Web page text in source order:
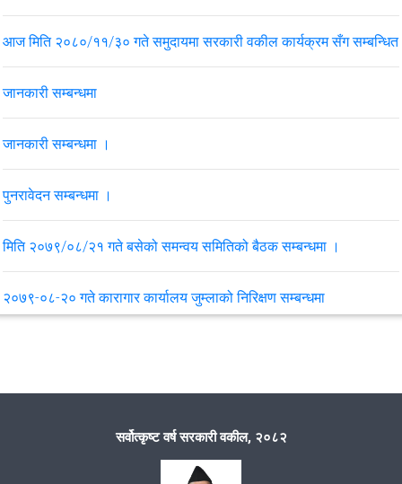
आज मिति २०८०/११/३० गते समुदायमा सरकारी वकील कार्यक्रम सँग सम्बन्धित
जानकारी सम्बन्धमा
जानकारी सम्बन्धमा ।
पुनरावेदन सम्बन्धमा ।
मिति २०७९/०८/२१ गते बसेको समन्वय समितिको बैठक सम्बन्धमा ।
२०७९-०८-२० गते कारागार कार्यालय जुम्लाको निरिक्षण सम्बन्धमा
सर्वोत्कृष्ट वर्ष सरकारी वकील, २०८२